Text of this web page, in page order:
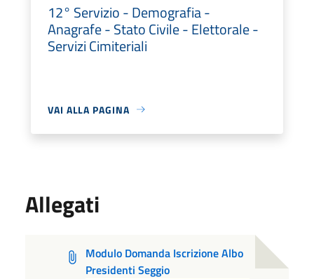
12° Servizio - Demografia -
Anagrafe - Stato Civile - Elettorale -
Servizi Cimiteriali
VAI ALLA PAGINA
Allegati
Modulo Domanda Iscrizione Albo
Presidenti Seggio